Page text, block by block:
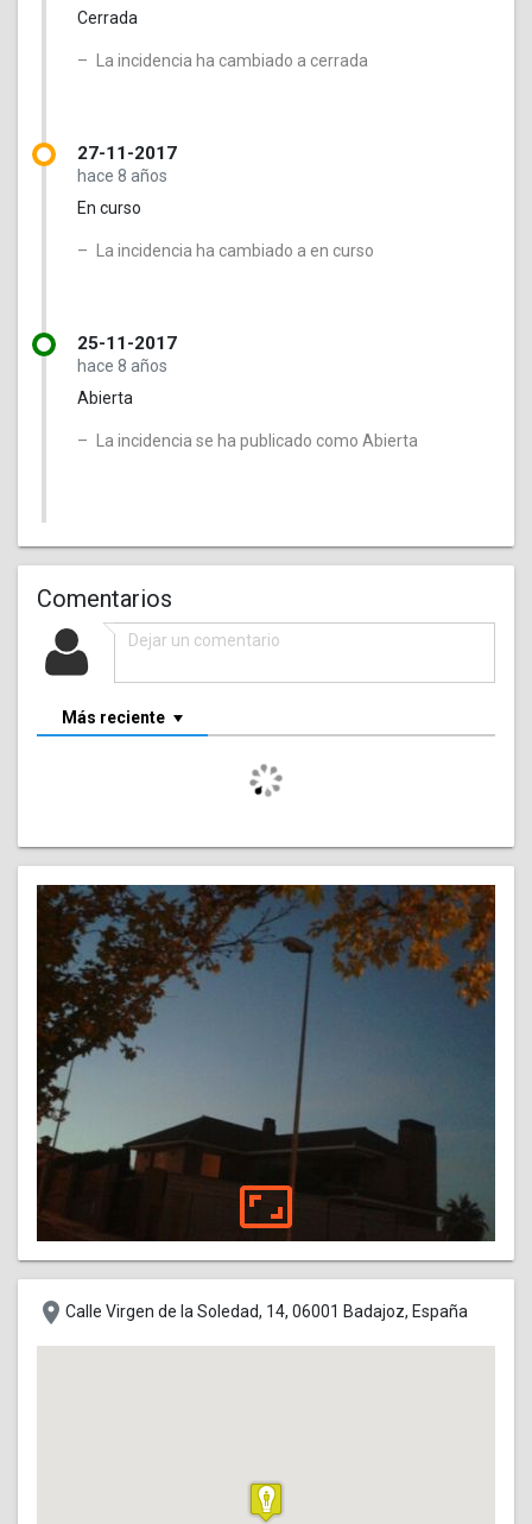
Cerrada
La incidencia ha cambiado a cerrada
27-11-2017
hace 8 años
En curso
La incidencia ha cambiado a en curso
25-11-2017
hace 8 años
Abierta
La incidencia se ha publicado como Abierta
Comentarios
Más reciente
aspect_ratio
place Calle Virgen de la Soledad, 14, 06001 Badajoz, España